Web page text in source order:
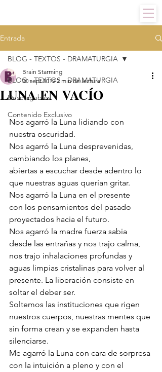
Entrada
BLOG - TEXTOS - DRAMATURGIA
Descargables
Contenido Exclusivo
BLOG - TEXTOS - DRAMATURGIA
LUNA EN VACÍO
Brain Starming
20 sept 2019 2 min de lectura
Nos agarró la Luna lidiando con
nuestra oscuridad.
Nos agarró la Luna desprevenidas,
cambiando los planes,
abiertas a escuchar desde adentro lo
que nuestras aguas querían gritar.
Nos agarró la Luna en el presente
con los pensamientos del pasado
proyectados hacia el futuro.
Nos agarró la madre fuerza sabia
desde las entrañas y nos trajo calma,
nos trajo inhalaciones profundas y
aguas limpias cristalinas para volver al
presente. La liberación consiste en
soltar el deber ser.
Soltemos las instituciones que rigen
nuestros cuerpos, nuestras mentes que
sin forma crean y se expanden hasta
silenciarse.
Me agarró la Luna con cara de sorpresa
con la intuición a pleno y con el